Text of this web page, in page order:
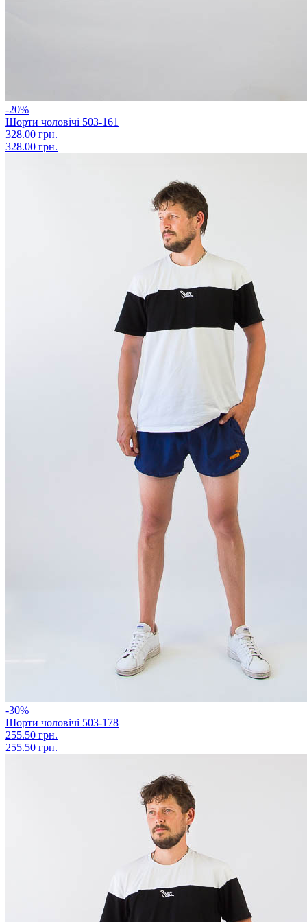
-20%
Шорти чоловічі 503-161
328.00 грн.
328.00 грн.
-30%
Шорти чоловічі 503-178
255.50 грн.
255.50 грн.